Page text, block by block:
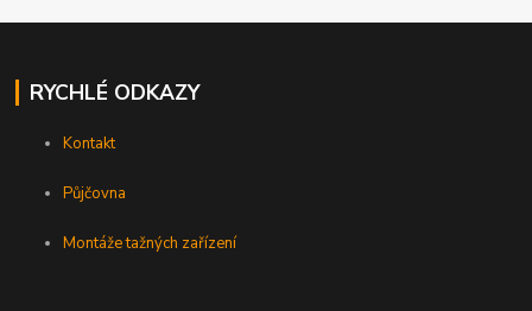
RYCHLÉ ODKAZY
Kontakt
Půjčovna
Montáže tažných zařízení